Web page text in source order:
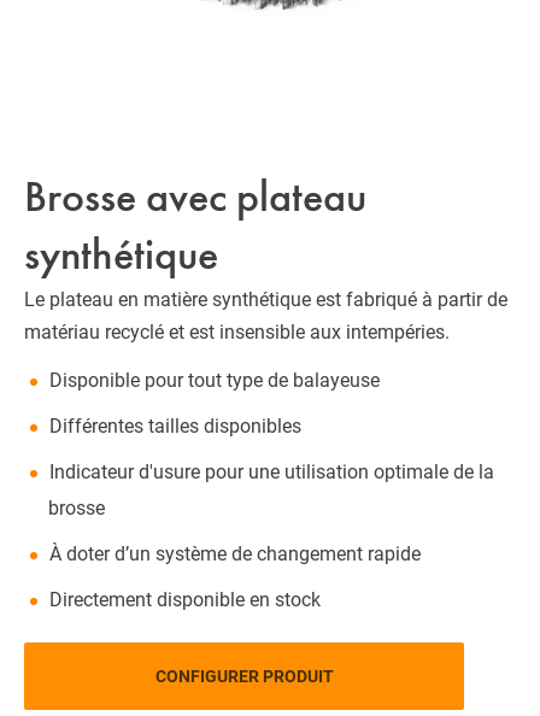
Brosse avec plateau
synthétique
Le plateau en matière synthétique est fabriqué à partir de
matériau recyclé et est insensible aux intempéries.
Disponible pour tout type de balayeuse
Différentes tailles disponibles
Indicateur d'usure pour une utilisation optimale de la
brosse
À doter d’un système de changement rapide
Directement disponible en stock
CONFIGURER PRODUIT